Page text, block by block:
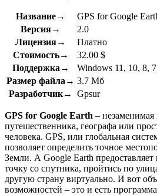
Название→
GPS for Google
Версия→
2.0
Лицензия→
Платно
Стоимость→
32.00 $
Поддержка→
Windows 11, 10, 8,
Размер файла→ 3.7 Мб
Разработчик→
Gpsur
GPS for Google Earth –
путешественника, географа или
человека. GPS, или глобальная
позволяет определить точное
Земли. А Google Earth предоставляет
точку со спутника, пройтись по
другую страну виртуально. И вот
возможностей – это и есть